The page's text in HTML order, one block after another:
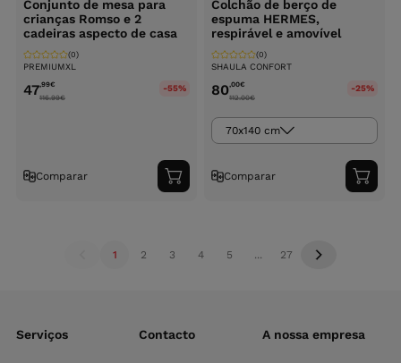
Conjunto de mesa para
crianças Romso e 2
cadeiras aspecto de casa
PREMIUMXL
(0)
47,99€
116.99€
-55%
Comparar
Adicionar
ao
Colchão de berço de
espuma HERMES,
respirável e amovível
SHAULA CONFORT
(0)
80,00€
112.00€
-25%
70x140 cm
Comparar
ao
1 2 3 4 5 ... 27
Serviços Contacto A nossa empresa